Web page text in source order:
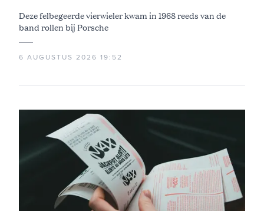
Deze felbegeerde vierwieler kwam in 1968 reeds van de
band rollen bij Porsche
6 AUGUSTUS 2026 19:52